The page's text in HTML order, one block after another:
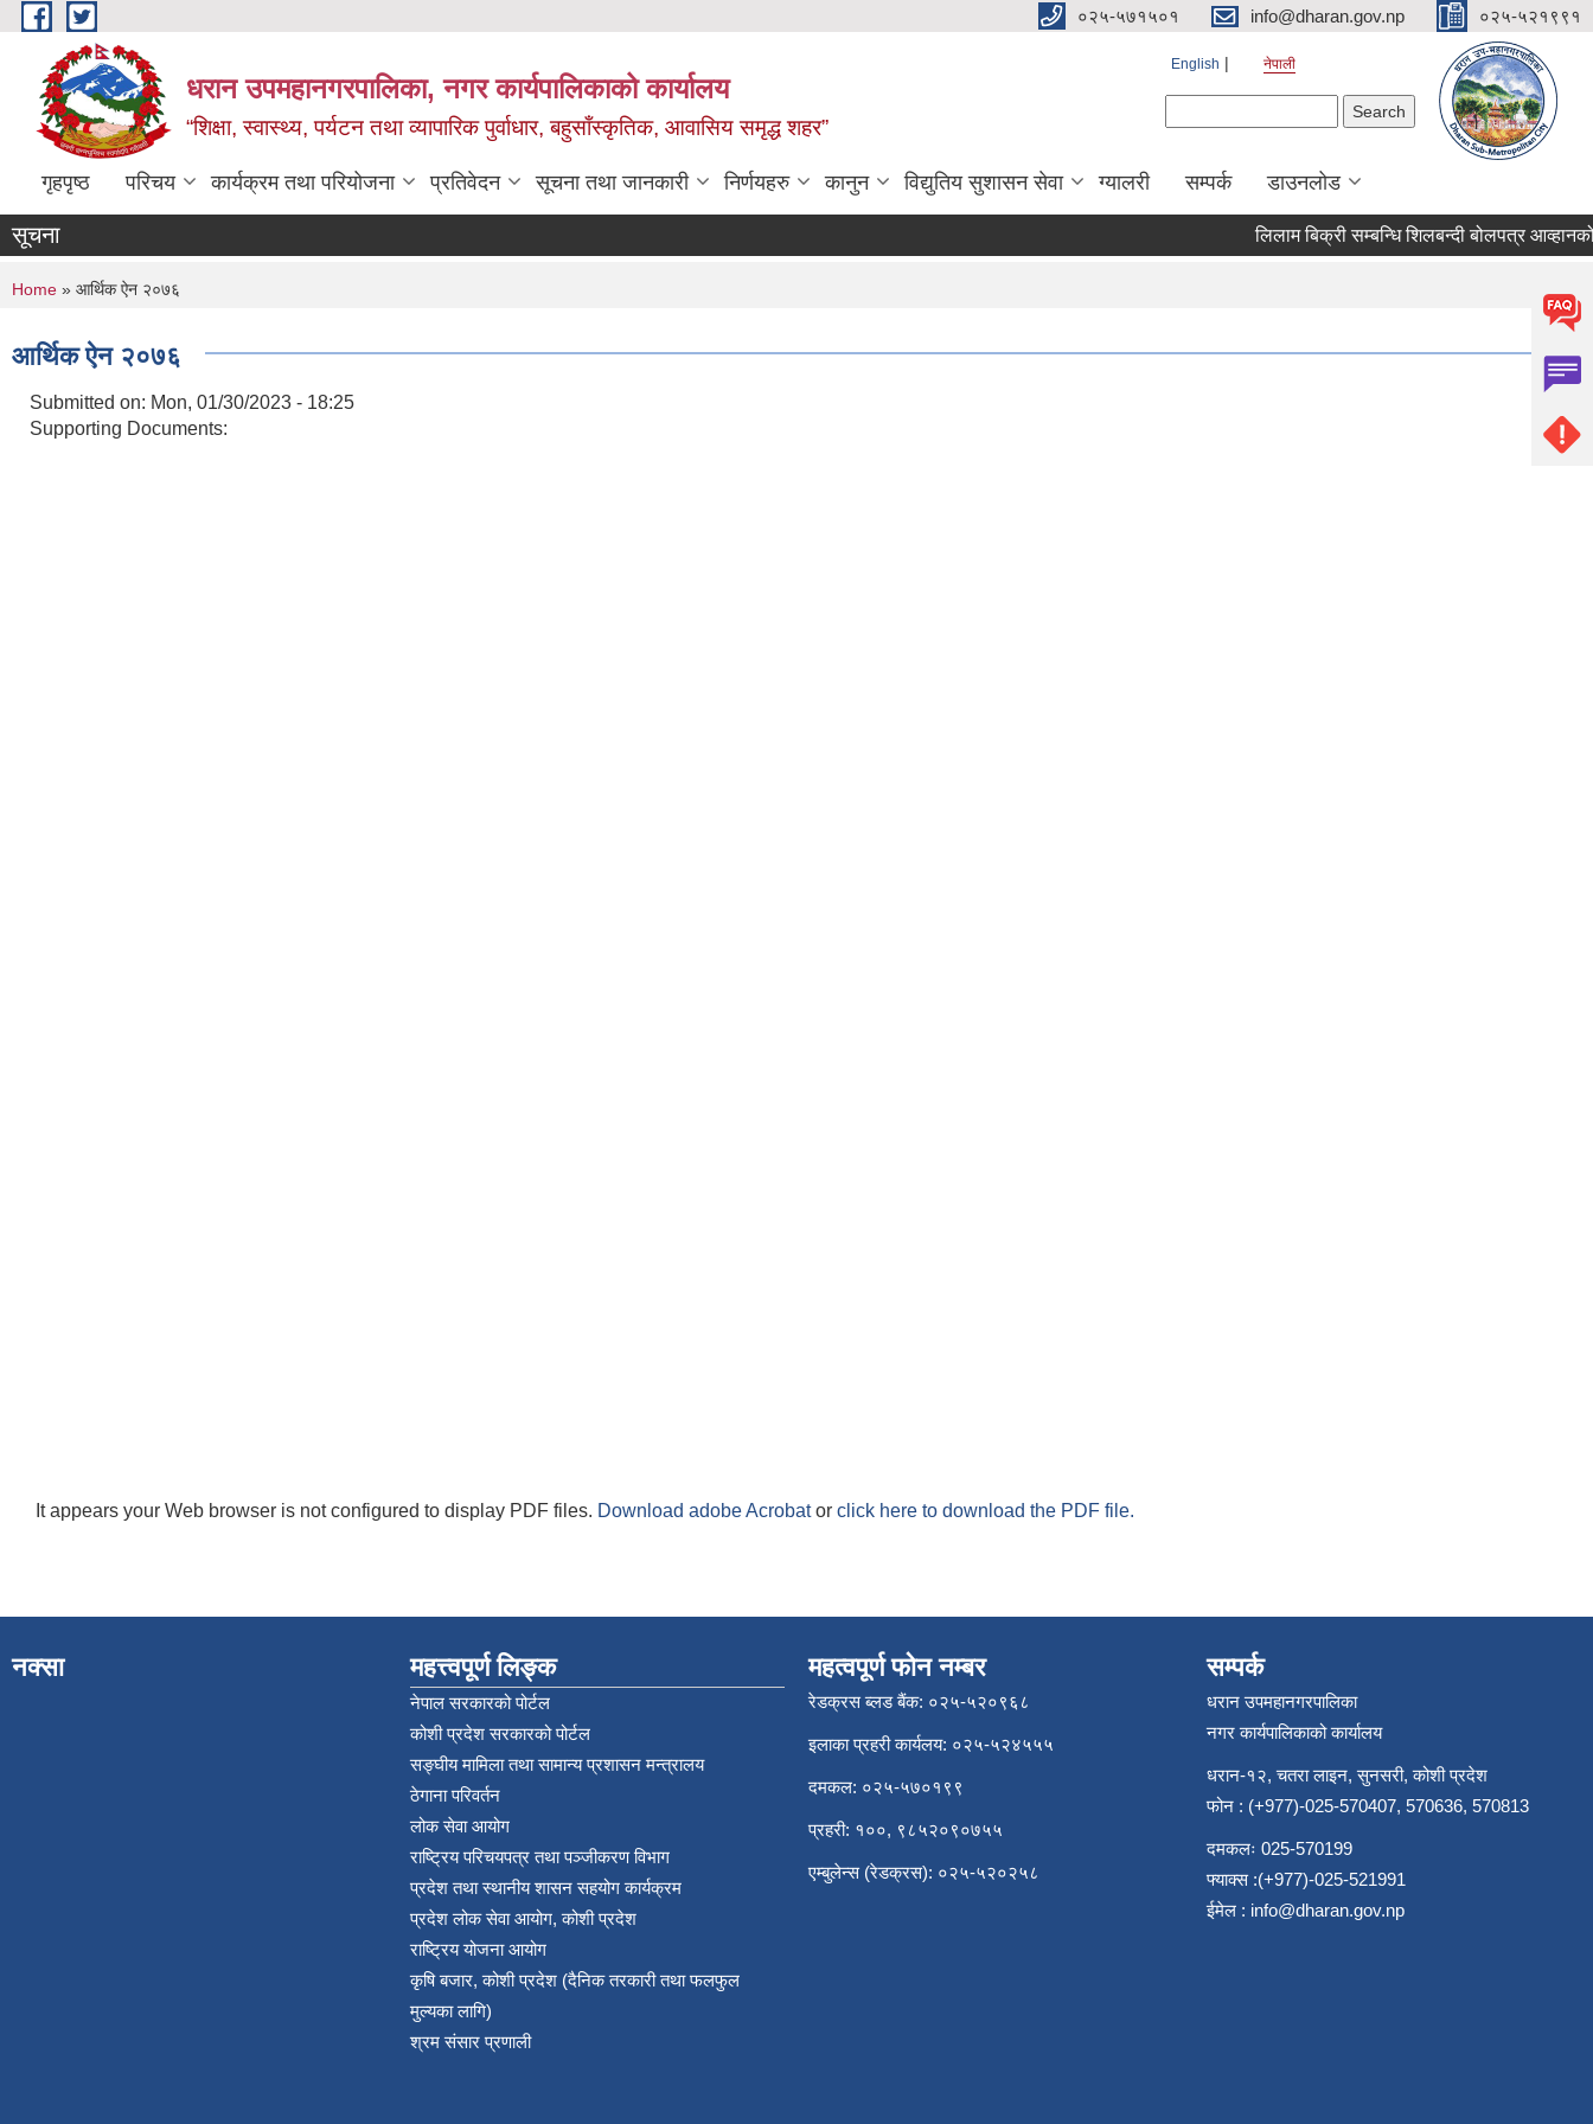
Skip to main content ०२५-५७१५०१ info@dharan.gov.np ०२५-५२१९९१
धरान उपमहानगरपालिका, नगर कार्यपालिकाको कार्यालय
“शिक्षा, स्वास्थ्य, पर्यटन तथा व्यापारिक पुर्वाधार, बहुसाँस्कृतिक, आवासिय समृद्ध शहर”
English नेपाली
गृहपृष्ठ परिचय कार्यक्रम तथा परियोजना प्रतिवेदन सूचना तथा जानकारी निर्णयहरु कानुन विद्युतिय सुशासन सेवा ग्यालरी सम्पर्क डाउनलोड
सूचना लिलाम बिक्री सम्बन्धि शिलबन्दी
You are here
Home » आर्थिक ऐन २०७६
आर्थिक ऐन २०७६
Submitted on: Mon, 01/30/2023 - 18:25
Supporting Documents:
It appears your Web browser is not configured to display PDF files. Download adobe Acrobator click here to download the PDF file.
नक्सा महत्त्वपूर्ण लिङ्क
नेपाल सरकारको पोर्टल
कोशी प्रदेश सरकारको पोर्टल
सङ्‍घीय मामिला तथा सामान्य प्रशासन मन्त्रालय
ठेगाना परिवर्तन
लोक सेवा आयोग
राष्ट्रिय परिचयपत्र तथा पञ्‍जीकरण विभाग
प्रदेश तथा स्थानीय शासन सहयोग कार्यक्रम
प्रदेश लोक सेवा आयोग, कोशी प्रदेश
राष्ट्रिय योजना आयोग
कृषि बजार, कोशी प्रदेश (दैनिक तरकारी तथा फलफुल
मुल्यका लागि)
श्रम संसार प्रणाली
महत्वपूर्ण फोन नम्बर
रेडक्रस ब्लड बैंक: ०२५-५२०९६८
इलाका प्रहरी कार्यलय: ०२५-५२४५५५
दमकल: ०२५-५७०१९९
प्रहरी: १००, ९८५२०९०७५५
एम्बुलेन्स (रेडक्रस): ०२५-५२०२५८
सम्पर्क
धरान उपमहानगरपालिका
नगर कार्यपालिकाको कार्यालय
धरान-१२, चतरा लाइन, सुनसरी, कोशी प्रदेश
फोन : (+977)-025-570407, 570636, 570813
दमकलः 025-570199
फ्याक्स :(+977)-025-521991
ईमेल : info@dharan.gov.np